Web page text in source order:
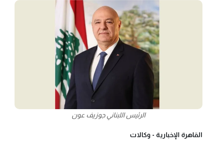
الرئيس اللبناني جوزيف عون
القاهرة الإخبارية - وكالات